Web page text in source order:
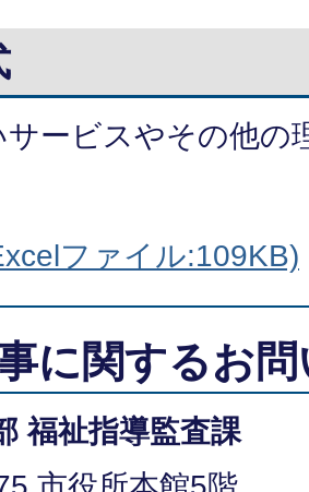
サービスやその他
ファイル:109KB)
に関するお
福祉指導監査課